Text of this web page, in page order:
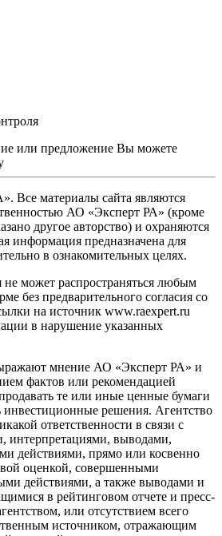
или предложение Вы можете
Все материалы сайта являются
АО «Эксперт РА» (кроме
другое авторство) и охраняются
информация предназначена для
в ознакомительных целях.
может распространяться любым
без предварительного согласия со
на источник www.raexpert.ru
в нарушение указанных
мнение АО «Эксперт РА» и
фактов или рекомендацией
те или иные ценные бумаги
решения. Агентство
ответственности в связи с
интерпретациями, выводами,
действиями, прямо или косвенно
оценкой, совершенными
действиями, а также выводами и
в рейтинговом отчете и пресс-
или отсутствием всего
источником, отражающим